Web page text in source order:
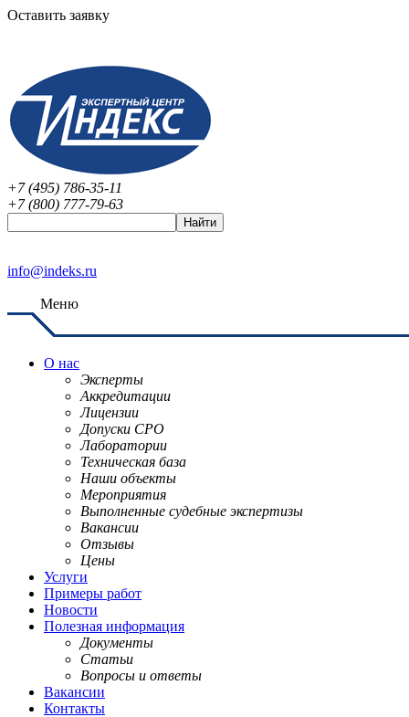
Оставить заявку
+7 (495) 786-35-11
+7 (800) 777-79-63
info@indeks.ru
Меню
О нас
Эксперты
Аккредитации
Лицензии
Допуски СРО
Лаборатории
Техническая база
Наши объекты
Мероприятия
Выполненные судебные экспертизы
Вакансии
Отзывы
Цены
Услуги
Примеры работ
Новости
Полезная информация
Документы
Статьи
Вопросы и ответы
Вакансии
Контакты